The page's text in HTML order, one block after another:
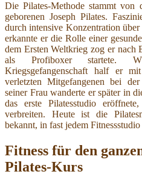
Die Pilates-Methode stammt von
geborenen Joseph Pilates.
durch intensive Konzentration
erkannte er die Rolle einer
dem Ersten Weltkrieg zog er nach
als Profiboxer startete.
Kriegsgefangenschaft half er
verletzten Mitgefangenen bei der
seiner Frau wanderte er später in
das erste Pilatesstudio
verbreiten. Heute ist die
bekannt, in fast jedem
Fitness für den
Pilates-Kurs